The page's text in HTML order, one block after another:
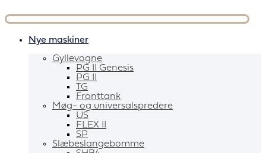
til
Nye maskiner
Gyllevogne
PG II Genesis
PG II
TG
Fronttank
Møg- og universalspredere
US
FLEX II
SP
Slæbeslangebomme